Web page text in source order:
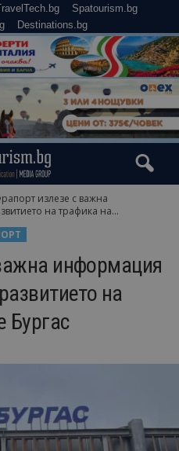
Spatourism.bg
Destinations.bg
излезе с важна
на трафика на...
информация
на
Бургас